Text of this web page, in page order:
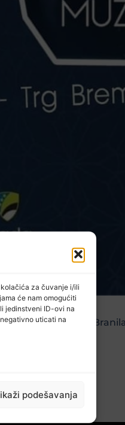
za čuvanje i/ili
će nam omogućiti
jedinstveni ID-ovi na
uticati na
podešavanja
Bremena, ul.